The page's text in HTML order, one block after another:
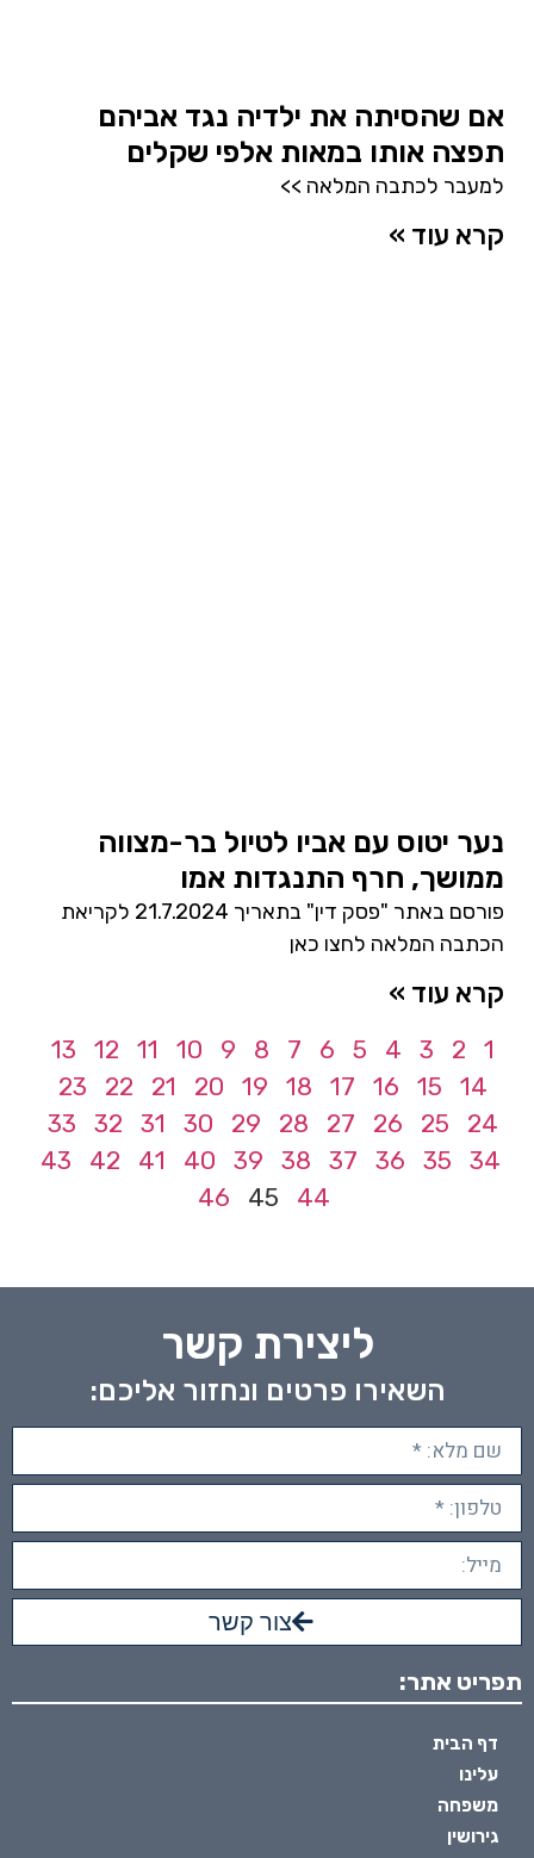
אם שהסיתה את ילדיה נגד אביהם
תפצה אותו במאות אלפי שקלים
למעבר לכתבה המלאה >>
קרא עוד »
נער יטוס עם אביו לטיול בר-מצווה
ממושך, חרף התנגדות אמו
פורסם באתר "פסק דין" בתאריך 21.7.2024 לקריאת
הכתבה המלאה לחצו כאן
קרא עוד »
1
2
3
4
5
6
7
8
9
10
11
12
13
14
15
16
17
18
19
20
21
22
23
24
25
26
27
28
29
30
31
32
33
34
35
36
37
38
39
40
41
42
43
44
45
46
ליצירת קשר
השאירו פרטים ונחזור אליכם:
צור קשר
תפריט אתר:
דף הבית
עלינו
משפחה
גירושין